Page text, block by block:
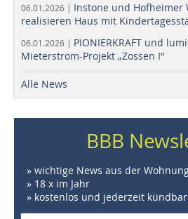
06.01.2026 | Instone und Hofheimer
realisieren Haus mit
06.01.2026 | PIONIERKRAFT und
Mieterstrom-Projekt „Zossen I“
Alle News
BBB
» wichtige News aus der
» 18 x im Jahr
» kostenlos und jederzeit kündbar